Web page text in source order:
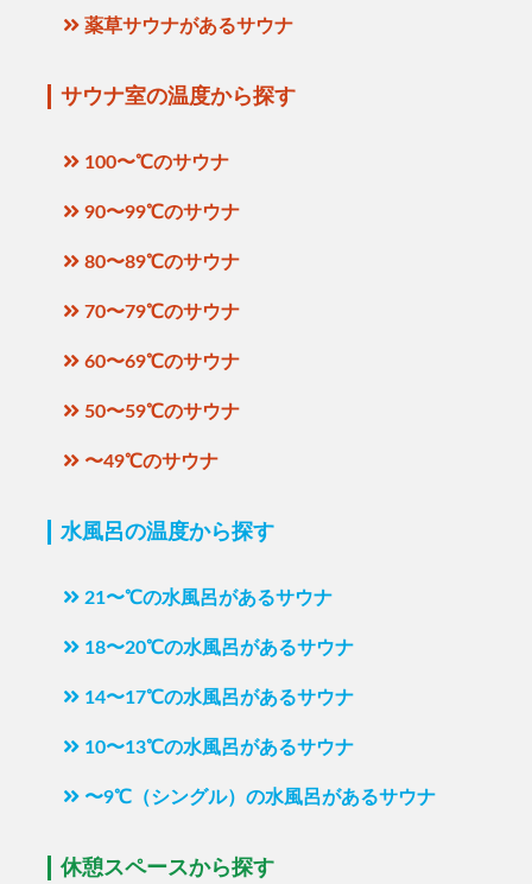
薬草サウナがあるサウナ
サウナ室の温度から探す
100〜℃のサウナ
90〜99℃のサウナ
80〜89℃のサウナ
70〜79℃のサウナ
60〜69℃のサウナ
50〜59℃のサウナ
〜49℃のサウナ
水風呂の温度から探す
21〜℃の水風呂があるサウナ
18〜20℃の水風呂があるサウナ
14〜17℃の水風呂があるサウナ
10〜13℃の水風呂があるサウナ
〜9℃（シングル）の水風呂があるサウナ
休憩スペースから探す